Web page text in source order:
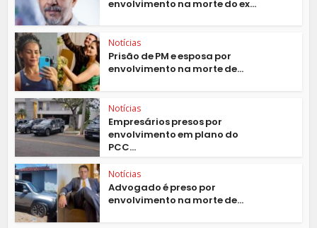
envolvimento na morte do ex...
Notícias
Prisão de PM e esposa por
envolvimento na morte de...
Notícias
Empresários presos por
envolvimento em plano do
PCC...
Notícias
Advogado é preso por
envolvimento na morte de...